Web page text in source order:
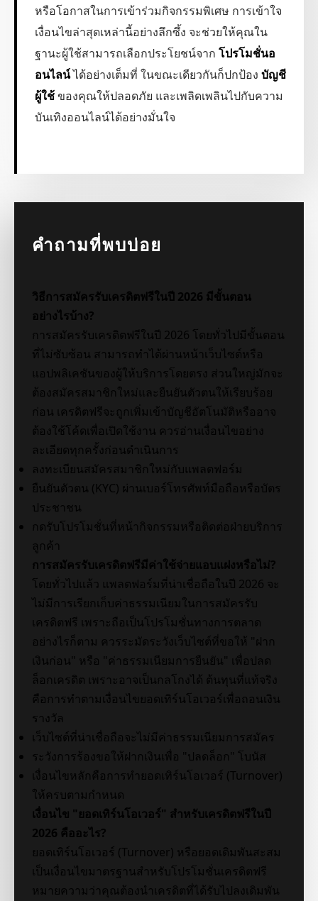
หรือโอกาสในการเข้าร่วมกิจกรรมพิเศษ การเข้าใจ
เงื่อนไขล่าสุดเหล่านี้อย่างลึกซึ้ง จะช่วยให้คุณใน
ฐานะผู้ใช้สามารถเลือกประโยชน์จาก โปรโมชั่นอ
อนไลน์ได้อย่างเต็มที่ ในขณะเดียวกันก็ปกป้อง บัญชี
ผู้ใช้ของคุณให้ปลอดภัย และเพลิดเพลินไปกับความ
บันเทิงออนไลน์ได้อย่างมั่นใจ
คำถามที่พบบ่อย
วิธีการสมัครรับเครดิตฟรีในปี 2026 มีขั้นตอน
อย่างไรบ้าง?
การสมัครรับเครดิตฟรีในปี 2026 โดยทั่วไปมีขั้นตอน
ที่ไม่ซับซ้อน สามารถทำได้ผ่านหน้าเว็บไซต์หรือ
แอปพลิเคชันของผู้ให้บริการโดยตรง ส่วนใหญ่มักจะ
ต้องสมัครสมาชิกใหม่และยืนยันตัวตนให้เรียบร้อย
ก่อน เครดิตฟรีจะถูกเพิ่มเข้าบัญชีอัตโนมัติหรืออาจ
ต้องใช้โค้ดเพื่อเปิดใช้งาน ควรอ่านเงื่อนไขอย่าง
ละเอียดทุกครั้งก่อนดำเนินการ
ลงทะเบียนสมัครสมาชิกใหม่กับแพลตฟอร์ม
ยืนยันตัวตน (KYC) ผ่านเบอร์โทรศัพท์มือถือหรือบัตร
ประชาชน
กดรับโปรโมชั่นที่หน้ากิจกรรมหรือติดต่อฝ่ายบริการ
ลูกค้า
การสมัครรับเครดิตฟรีมีค่าใช้จ่ายแอบแฝงหรือไม่?
โดยทั่วไปแล้ว แพลตฟอร์มที่น่าเชื่อถือในปี 2026 จะ
ไม่มีการเรียกเก็บค่าธรรมเนียมในการสมัครรับ
เครดิตฟรี เพราะถือเป็นโปรโมชั่นทางการตลาด
อย่างไรก็ตาม ควรระมัดระวังเว็บไซต์ที่ขอให้ "ฝาก
เงินก่อน" หรือ "ค่าธรรมเนียมการยืนยัน" เพื่อปลด
ล็อกเครดิต เพราะอาจเป็นกลโกงได้ ต้นทุนที่แท้จริง
คือการทำตามเงื่อนไขยอดเทิร์นโอเวอร์เพื่อถอนเงิน
รางวัล
เว็บไซต์ที่น่าเชื่อถือจะไม่มีค่าธรรมเนียมการสมัคร
ระวังการร้องขอให้ฝากเงินเพื่อ "ปลดล็อก" โบนัส
เงื่อนไขหลักคือการทำยอดเทิร์นโอเวอร์ (Turnover)
ให้ครบตามกำหนด
เงื่อนไข "ยอดเทิร์นโอเวอร์" สำหรับเครดิตฟรีในปี
2026 คืออะไร?
ยอดเทิร์นโอเวอร์ (Turnover) หรือยอดเดิมพันสะสม
เป็นเงื่อนไขมาตรฐานสำหรับโปรโมชั่นเครดิตฟรี
หมายความว่าคุณต้องนำเครดิตที่ได้รับไปลงเดิมพัน